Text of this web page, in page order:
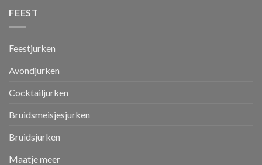
FEEST
Feestjurken
Avondjurken
Cocktailjurken
Bruidsmeisjesjurken
Bruidsjurken
Maatje meer